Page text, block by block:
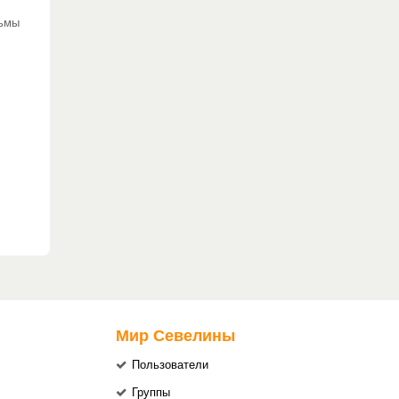
Мир Севелины
Пользователи
Группы